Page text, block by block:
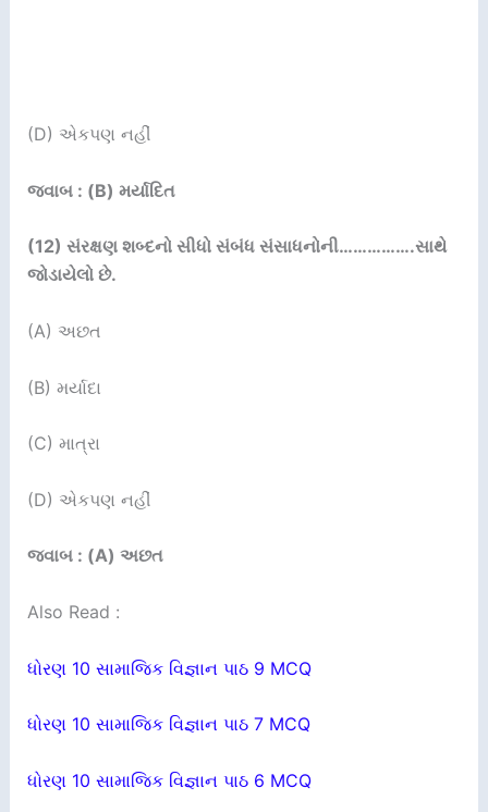
(D) એકપણ નહીં
જવાબ : (B) મર્યાદિત
(12) સંરક્ષણ શબ્દનો સીધો સંબંધ સંસાધનોની…………….સાથે
જોડાયેલો છે.
(A) અછત
(B) મર્યાદા
(C) માત્રા
(D) એકપણ નહીં
જવાબ : (A) અછત
Also Read :
ધોરણ 10 સામાજિક વિજ્ઞાન પાઠ 9 MCQ
ધોરણ 10 સામાજિક વિજ્ઞાન પાઠ 7 MCQ
ધોરણ 10 સામાજિક વિજ્ઞાન પાઠ 6 MCQ